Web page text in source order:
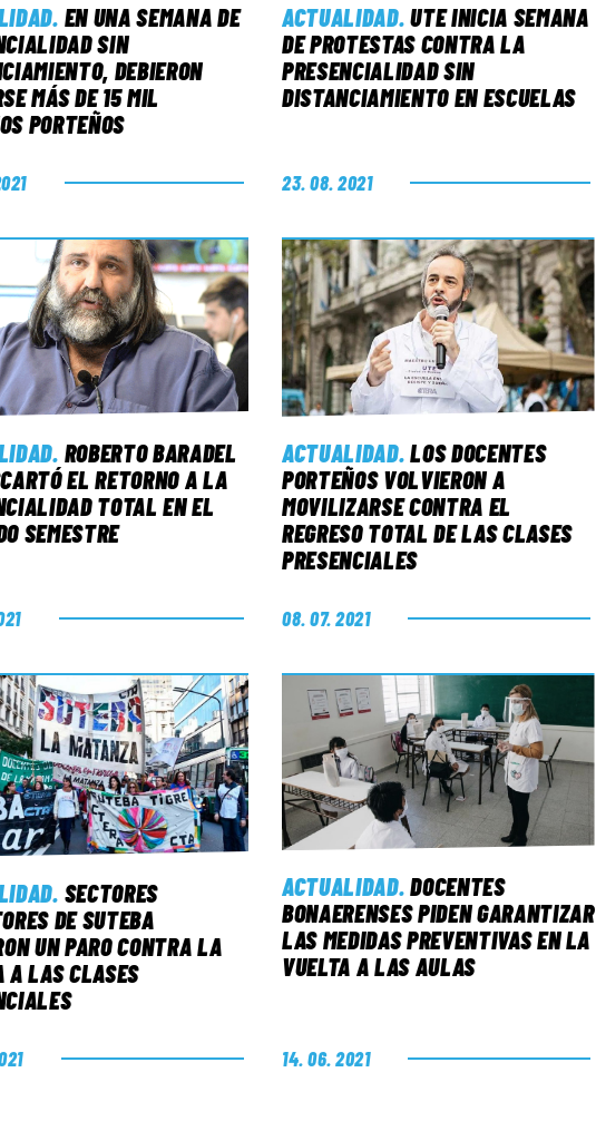
. EN UNA SEMANA DE
SIN
DEBIERON
MÁS DE 15 MIL
PORTEÑOS
ACTUALIDAD. UTE INICIA SEMANA
DE PROTESTAS CONTRA LA
PRESENCIALIDAD SIN
DISTANCIAMIENTO EN ESCUELAS
23. 08. 2021
. ROBERTO BARADEL
EL RETORNO A LA
TOTAL EN EL
SEMESTRE
ACTUALIDAD. LOS DOCENTES
PORTEÑOS VOLVIERON A
MOVILIZARSE CONTRA EL
REGRESO TOTAL DE LAS CLASES
PRESENCIALES
08. 07. 2021
. SECTORES
DE SUTEBA
UN PARO CONTRA LA
A LAS CLASES
ACTUALIDAD. DOCENTES
BONAERENSES PIDEN GARANTIZAR
LAS MEDIDAS PREVENTIVAS EN LA
VUELTA A LAS AULAS
14. 06. 2021